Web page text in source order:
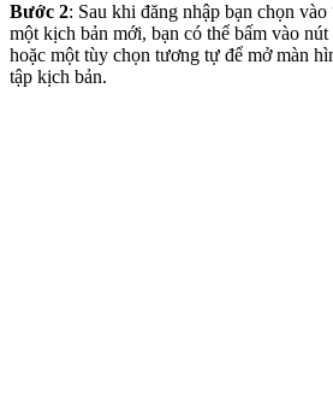
Bước 2: Sau khi đăng nhập bạn chọn
một kịch bản mới, bạn có thể bấm vào
hoặc một tùy chọn tương tự để mở màn
tập kịch bản.